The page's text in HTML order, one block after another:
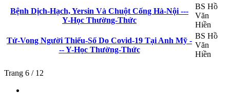
Bệnh Dịch-Hạch, Yersin Và Chuột Cống Hà-Nội ---
Y-Học Thường-Thức
BS Hồ
Văn
Hiền
Tử-Vong Người Thiểu-Số Do Covid-19 Tại Anh Mỹ -
-- Y-Học Thường-Thức
BS Hồ
Văn
Hiền
Trang 6 / 12